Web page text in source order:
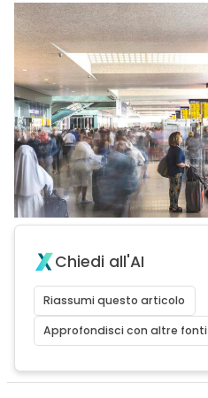
Chiedi all'AI
Riassumi questo articolo
Approfondisci con altre fonti